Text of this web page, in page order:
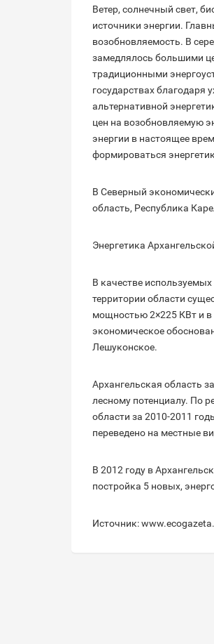
Ветер, солнечный свет,
источники энергии.
возобновляемость. В
замедлялось большими
традиционными
государствах благодаря
альтернативной
цен на возобновляемую
энергии в настоящее
формироваться
В Северный
область, Республика
Энергетика
В качестве
территории области
мощностью 2×225 КВт и
экономическое
Лешуконское.
Архангельская область
лесному потенциалу. По
области за 2010-2011
переведено на местные
В 2012 году в
постройка 5 новых,
Источник: